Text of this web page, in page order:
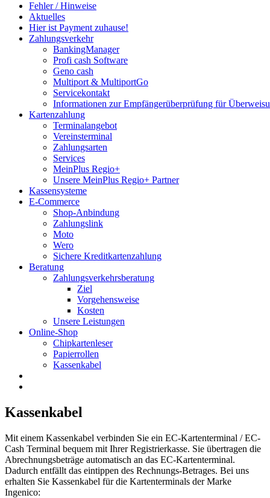
Fehler / Hinweise
Aktuelles
Hier ist Payment zuhause!
Zahlungsverkehr
BankingManager
Profi cash Software
Geno cash
Multiport & MultiportGo
Servicekontakt
Informationen zur Empfängerüberprüfung für
Kartenzahlung
Terminalangebot
Vereinsterminal
Zahlungsarten
Services
MeinPlus Regio+
Unsere MeinPlus Regio+ Partner
Kassensysteme
E-Commerce
Shop-Anbindung
Zahlungslink
Moto
Wero
Sichere Kreditkartenzahlung
Beratung
Zahlungsverkehrsberatung
Ziel
Vorgehensweise
Kosten
Unsere Leistungen
Online-Shop
Chipkartenleser
Papierrollen
Kassenkabel
Kassenkabel
Mit einem Kassenkabel verbinden Sie ein EC-Kartenterminal / EC-
Cash Terminal bequem mit Ihrer Registrierkasse. Sie übertragen die
Abrechnungsbeträge automatisch an das EC-Kartenterminal.
Dadurch entfällt das eintippen des Rechnungs-Betrages. Bei uns
erhalten Sie Kassenkabel für die Kartenterminals der Marke
Ingenico: